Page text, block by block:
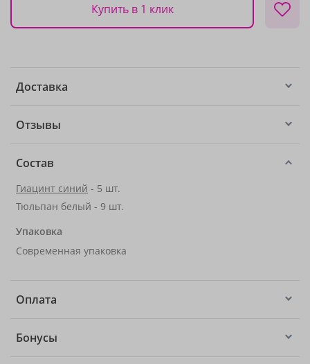
Купить в 1 клик
Доставка
Отзывы
Состав
Гиацинт синий - 5 шт.
Тюльпан белый - 9 шт.
Упаковка
Современная упаковка
Оплата
Бонусы